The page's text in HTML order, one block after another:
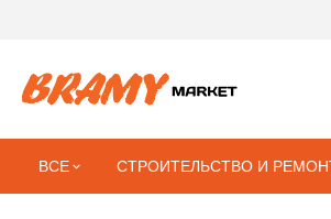
ВСЕ СТРОИТЕЛЬСТВО И